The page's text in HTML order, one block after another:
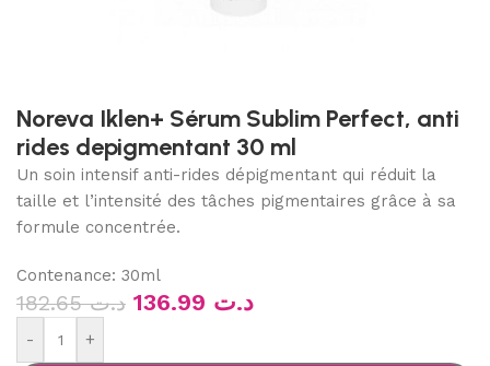
Noreva Iklen+ Sérum Sublim Perfect, anti
rides depigmentant 30 ml
Un soin intensif anti-rides dépigmentant qui réduit la
taille et l’intensité des tâches pigmentaires grâce à sa
formule concentrée.
Contenance: 30ml
د.ت182.65 د.ت
- +